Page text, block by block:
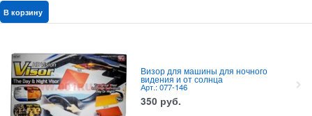
В корзину
Визор для машины для ночного
видения и от солнца
Арт.: 077-146
350 руб.